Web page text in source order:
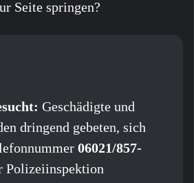
Seite springen?
Geschädigte und
dringend gebeten, sich
06021/857-
Polizeiinspektion